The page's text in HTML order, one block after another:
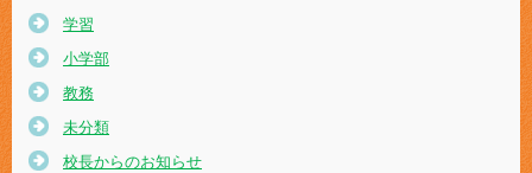
学習
小学部
教務
未分類
校長からのお知らせ